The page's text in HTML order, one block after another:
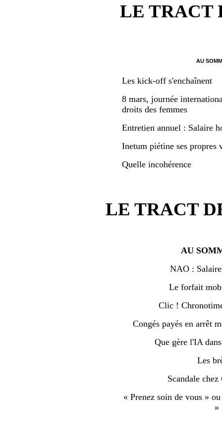
LE TRACT
AU
Les kick-off s'enchaînent
8 mars, journée
droits des femmes
Entretien annuel : Salaire
Inetum piétine ses propres
Quelle incohérence
LE TRACT
AU
NAO :
Le forfait
Clic !
Congés payés en arrêt
Que gère l'IA
Les
Scandale
« Prenez soin de vous »
»